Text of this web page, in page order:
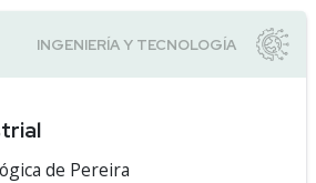
de Pereira